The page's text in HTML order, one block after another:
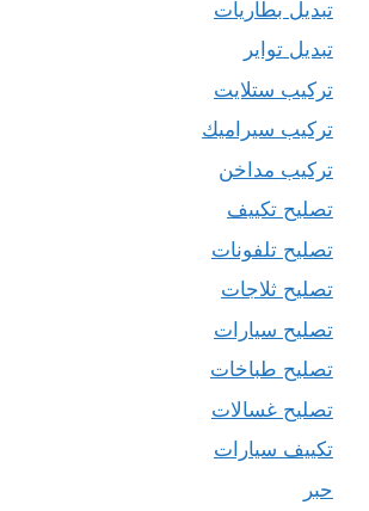
تبديل بطاريات
تبديل تواير
تركيب ستلايت
تركيب سيراميك
تركيب مداخن
تصليح تكييف
تصليح تلفونات
تصليح ثلاجات
تصليح سيارات
تصليح طباخات
تصليح غسالات
تكييف سيارات
حبر